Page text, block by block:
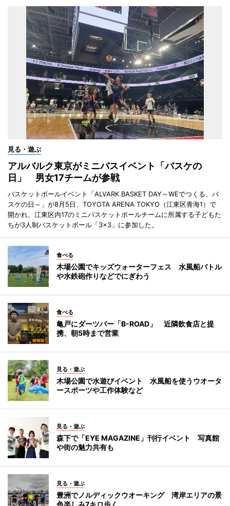
見る・遊ぶ
アルバルク東京がミニバスイベント「バスケの
日」 男女17チームが参戦
バスケットボールイベント「ALVARK BASKET DAY～WEでつくる、バ
スケの日～」が8月5日、TOYOTA ARENA TOKYO（江東区青海1）で
開かれ、江東区内17のミニバスケットボールチームに所属する子どもた
ちが3人制バスケットボール「3×3」に参加した。
食べる
木場公園でキッズウォーターフェス 水風船バトル
や水鉄砲作りなどでにぎわう
食べる
亀戸にダーツバー「B-ROAD」 近隣飲食店と提
携、朝5時まで営業
見る・遊ぶ
木場公園で水遊びイベント 水風船を使うウオータ
ースポーツや工作体験など
見る・遊ぶ
森下で「EYE MAGAZINE」刊行イベント 写真館
や街の魅力共有も
見る・遊ぶ
豊洲でノルディックウオーキング 湾岸エリアの景
色楽しみ7キロ歩く